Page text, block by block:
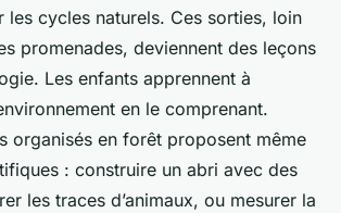
les cycles naturels. Ces sorties, loin
promenades, deviennent des leçons
Les enfants apprennent à
en le comprenant.
organisés en forêt proposent même
: construire un abri avec des
les traces d’animaux, ou mesurer la